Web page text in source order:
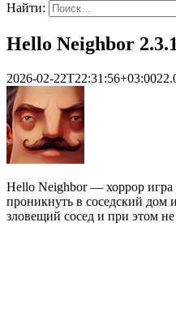
Найти:
Hello Neighbor
2026-02-22T22:31:56+03:00
Hello Neighbor — хоррор
проникнуть в соседский дом
зловещий сосед и при этом